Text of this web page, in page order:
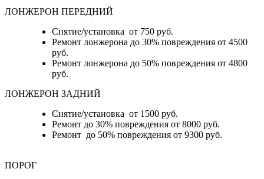
ЛОНЖЕРОН ПЕРЕДНИЙ
Снятие/установка от 750 руб.
Ремонт лонжерона до 30% повреждения от 4500
руб.
Ремонт лонжерона до 50% повреждения от 4800
руб.
ЛОНЖЕРОН ЗАДНИЙ
Снятие/установка от 1500 руб.
Ремонт до 30% повреждения от 8000 руб.
Ремонт до 50% повреждения от 9300 руб.
ПОРОГ